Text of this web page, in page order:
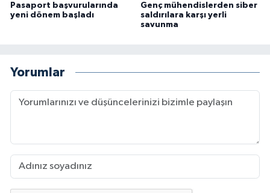
Pasaport başvurularında
yeni dönem başladı
Genç mühendislerden siber
saldırılara karşı yerli
savunma
Yorumlar